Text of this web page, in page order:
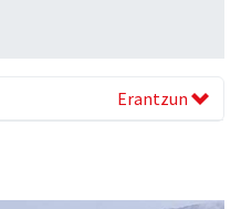
Erantzun